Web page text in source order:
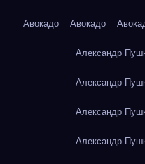
Авокадо Авокадо
Александр
Александр
Александр
Александр